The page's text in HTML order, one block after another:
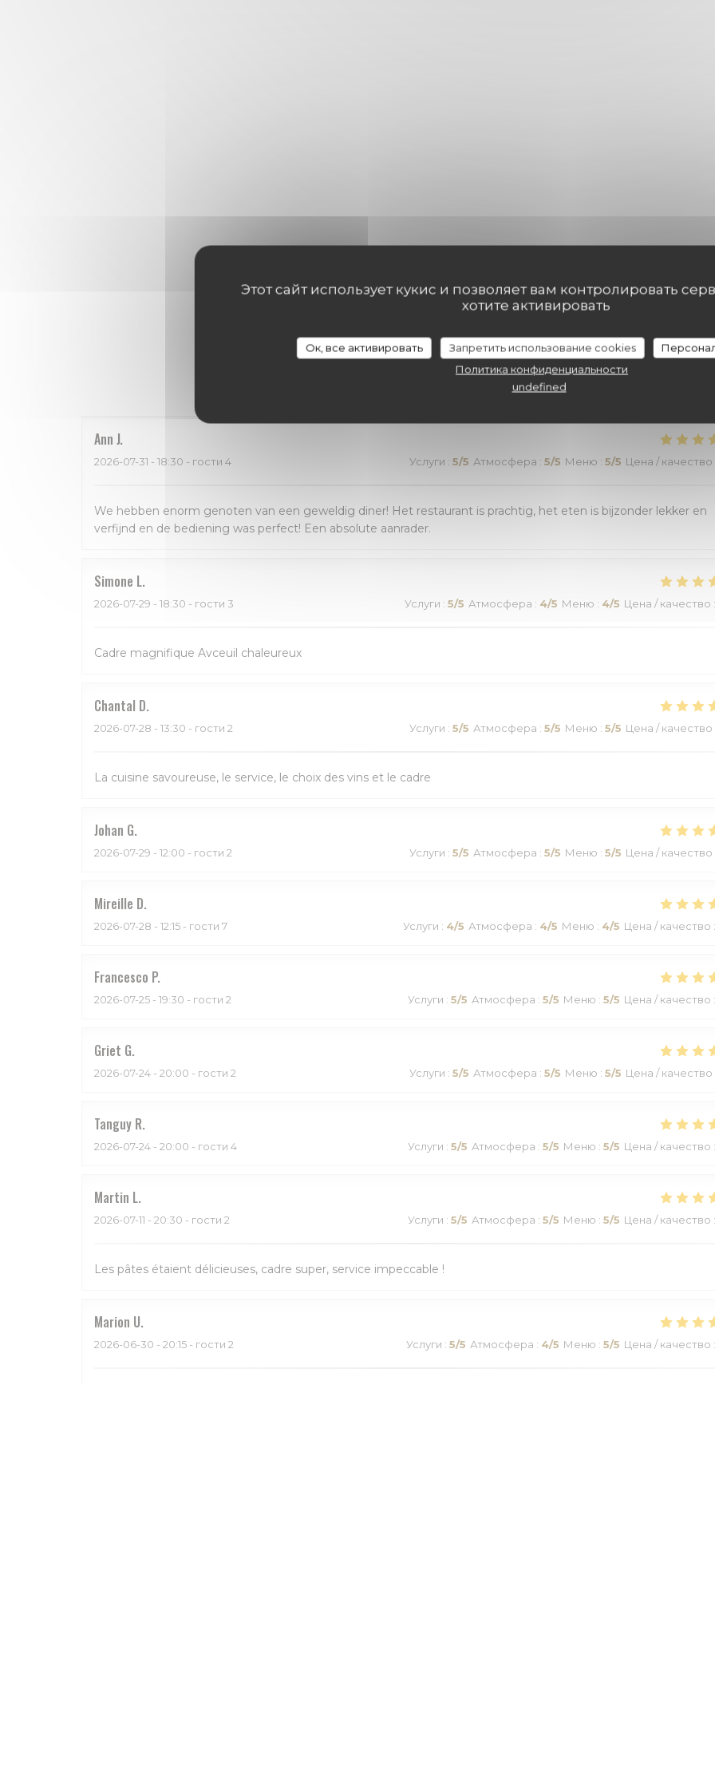
Этот сайт использует кукис и позволяет вам контролировать
хотите активировать
Ок, все активировать Запретить использование cookies
Политика конфиденциальности
undefined
Оценки наших посетителей
Ann J
2026-07-31 - 18:30 - гости 4 Услуги : 5/5 Атмосфера : 5/5 Меню : 5/5 Цена / качество
We hebben enorm genoten van een geweldig diner! Het restaurant is prachtig, het eten is bijzonder lekker en
verfijnd en de bediening was perfect! Een absolute aanrader.
Simone L
2026-07-29 - 18:30 - гости 3 Услуги : 5/5 Атмосфера : 4/5 Меню : 4/5 Цена / качество :
Cadre magnifique Avceuil chaleureux
Chantal D
2026-07-28 - 13:30 - гости 2 Услуги : 5/5 Атмосфера : 5/5 Меню : 5/5 Цена / качество
La cuisine savoureuse, le service, le choix des vins et le cadre
Johan G
2026-07-29 - 12:00 - гости 2 Услуги : 5/5 Атмосфера : 5/5 Меню : 5/5 Цена / качество
Mireille D
2026-07-28 - 12:15 - гости 7 Услуги : 4/5 Атмосфера : 4/5 Меню : 4/5 Цена / качество :
Francesco P
2026-07-25 - 19:30 - гости 2 Услуги : 5/5 Атмосфера : 5/5 Меню : 5/5 Цена / качество :
Griet G
2026-07-24 - 20:00 - гости 2 Услуги : 5/5 Атмосфера : 5/5 Меню : 5/5 Цена / качество
Tanguy R
2026-07-24 - 20:00 - гости 4 Услуги : 5/5 Атмосфера : 5/5 Меню : 5/5 Цена / качество :
Martin L
2026-07-11 - 20:30 - гости 2 Услуги : 5/5 Атмосфера : 5/5 Меню : 5/5 Цена / качество :
Les pâtes étaient délicieuses, cadre super, service impeccable !
Marion U
2026-06-30 - 20:15 - гости 2 Услуги : 5/5 Атмосфера : 4/5 Меню : 5/5 Цена / качество :